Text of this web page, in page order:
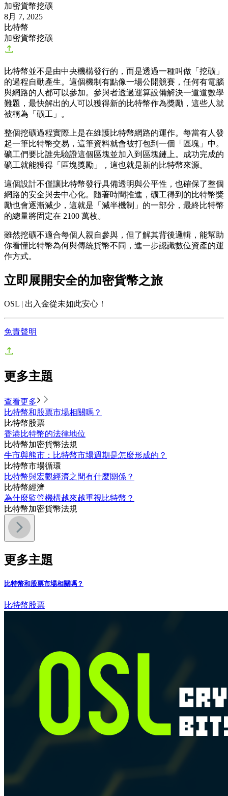
加密貨幣挖礦
8月 7, 2025
比特幣
加密貨幣挖礦
比特幣並不是由中央機構發行的，而是透過一種叫做「挖礦」
的過程自動產生。這個機制有點像一場公開競賽，任何有電腦
與網路的人都可以參加。參與者透過運算設備解決一道道數學
難題，最快解出的人可以獲得新的比特幣作為獎勵，這些人就
被稱為「礦工」。
整個挖礦過程實際上是在維護比特幣網路的運作。每當有人發
起一筆比特幣交易，這筆資料就會被打包到一個「區塊」中。
礦工們要比誰先驗證這個區塊並加入到區塊鏈上。成功完成的
礦工就能獲得「區塊獎勵」，這也就是新的比特幣來源。
這個設計不僅讓比特幣發行具備透明與公平性，也確保了整個
網路的安全與去中心化。隨著時間推進，礦工得到的比特幣獎
勵也會逐漸減少，這就是「減半機制」的一部分，最終比特幣
的總量將固定在 2100 萬枚。
雖然挖礦不適合每個人親自參與，但了解其背後邏輯，能幫助
你看懂比特幣為何與傳統貨幣不同，進一步認識數位資產的運
作方式。
立即展開安全的加密貨幣之旅
OSL | 出入金從未如此安心！
免責聲明
更多主題
查看更多
比特幣和股票市場相關嗎？
比特幣股票
香港比特幣的法律地位
比特幣加密貨幣法規
牛市與熊市：比特幣市場週期是怎麼形成的？
比特幣市場循環
比特幣與宏觀經濟之間有什麼關係？
比特幣經濟
為什麼監管機構越來越重視比特幣？
比特幣加密貨幣法規
更多主題
比特幣和股票市場相關嗎？
比特幣股票